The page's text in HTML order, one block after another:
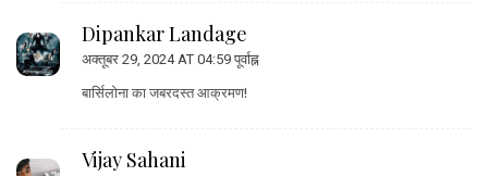
Dipankar Landage
अक्तूबर 29, 2024 AT 04:59 पूर्वाह्न
बार्सिलोना का जबरदस्त आक्रमण!
Vijay Sahani